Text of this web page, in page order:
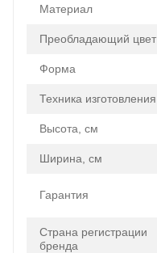
Материал
Преобладающий цвет
Форма
Техника изготовления
Высота, см
Ширина, см
Гарантия
Страна регистрации
бренда